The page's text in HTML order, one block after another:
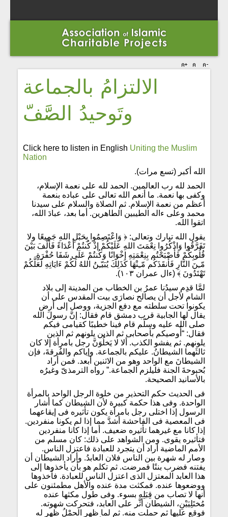
الالتزامُ بالجماعة
وتَوحيدُ الصَّفّ
Click here to listen in English Uniting the Muslim
Nation
الله أكبر (تسع مرات).
الحمد لله رب العالمين. الحمد لله على نعمة الإسلام،
وكفى بها نعمة. ما أنعم الله تعالى على عباده بنعمة
أعظم من نعمة الإسلام. ثم الصلاة والسلام على سيدنا
محمد وعلى ءاله الطيبين الطاهرين. أما بعد، عبادَ الله،
اتقوا الله.
يقول الله تبارك وتعالى: ﴿ وَاعْتَصِمُوا بِحَبْلِ اللهِ جَمِيعًا ولا
تَفَرَّقُوا وَاذْكُرُوا نِعْمَتَ اللهِ عَلَيْكُمْ إذْ كُنتُمْ أَعْدَاءً فَأَلَّفَ بَيْنَ
قُلُوبِكُمْ فَأَصْبَحْتُم بِنِعْمَتِهِ إخْوَانًا وَكُنتُمْ عَلَى شَفَا حُفْرَةٍ
مّـِنَ النَّارِ فَأَنقَذَكُم مّـِنْهَا كَذَلِكَ يُبَيّـِنُ اللهُ لَكُمْ ءَايَاتِهِ لَعَلَّكُمْ
تَهْتَدُونَ ﴾ (ءال عمران ١٠٣).
لمَّا قدِم سيدُنا عمرُ بن الخطاب من المدينة إلى بلاد
الشام لأجل أن يصالح نصارَى بيت المقدس على أن
يكونوا تحت سلطته مع دفع الجزية، ووصل إلى أرض
يقال لها الجابية قرب دمشق قام فقال: إنَّ رسولَ الله
صلى الله عليه وسلّم قام فينا خطيبًا كقيامى فيكم
فقال: “أُوصيكم بأصحابى ثم الذين يلونهم ثم الذين
يلونهم. ثم يفشو الكذب. ألا لا يَخلُوَنَّ رجل بامرأة إلا كان
ثالثَهما الشيطانُ. عليكم بالجماعة. وإياكم والفُرقةَ، فإن
الشيطانَ مع الواحد وهو من الاثنين أبعد. فمن أراد
بُحبوحةَ الجنة فليلزم الجماعة.” رواه الترمذىّ وغيرُه
بالأسانيد الصحيحة.
فى الحديث حكم التحذير من خلوة الرجل الواحد بالمرأة
الواحدة. وفى هذا حكمة كبيرة لأن الشيطان كما أشار
الرسول إذا اختلى رجل بامرأة يكون تأثيره فى إيقاعهما
فى المعصية فى الفاحشة أشدَّ مما إذا لم يكونا منفردين.
إذا كانا مع غيرهما تأثيره ضعيف. أما إذا كانا منفردين
فتأثيره يقوى. ومن الشواهد على ذلك: كان مسلم من
الأمم الماضية أراد أن يتجرد للعبادة فاعتزل الناس.
وصار له شهرة بين الناس فلان العابدُ. وأراد الشيطان أن
يفتنه فضرب بنتًا فمرضت. ثم تكلم هو بأن يأخذوها إلى
هذا العابد المعتزل الذى اعتزل الناس للعبادة. فأخذوها
ووضعوها عنده. فمكثت مدة عنده والأهل مطمئنون على
أنها لا تصاب من قِبَلِه بسوء. وفى طول مكثها عنده
مُختَلِيَيْنِ، الشيطان أثَّر على العابد، فتحركت شهوته.
فوقع عليها ثم حملت منه. ثم لما ظهر الحمْلُ ظهر له